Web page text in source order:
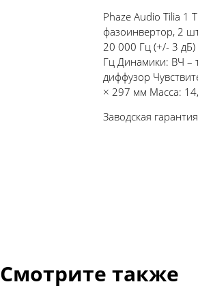
Phaze Audio Tilia 1
фазоинвертор, 2
20 000 Гц (+/- 3 дБ)
Гц Динамики: ВЧ –
диффузор
× 297 мм Масса:
Заводская
Смотрите также